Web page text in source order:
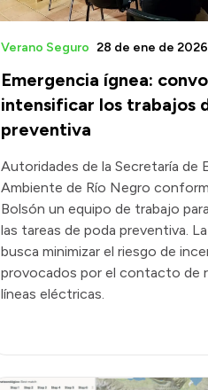
Emergencia ígnea:
intensificar los trabajos
preventiva
Verano Seguro 28 de ene de 2026
Autoridades de la Secretaría de
Ambiente de Río Negro
Bolsón un equipo de trabajo
las tareas de poda preventiva.
busca minimizar el riesgo de
provocados por el contacto de
líneas eléctricas.